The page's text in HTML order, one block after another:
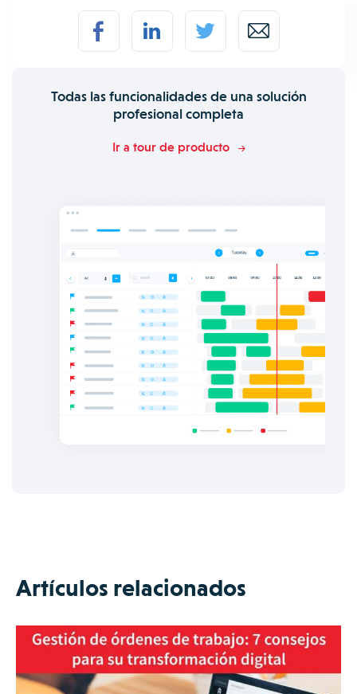
Todas las funcionalidades de una solución
profesional completa
Ir a tour de producto
Artículos relacionados